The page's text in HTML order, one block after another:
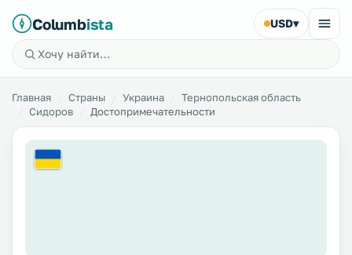
Columbista USD▾
Главная Страны Украина
Тернопольская область
Сидоров
Достопримечательности